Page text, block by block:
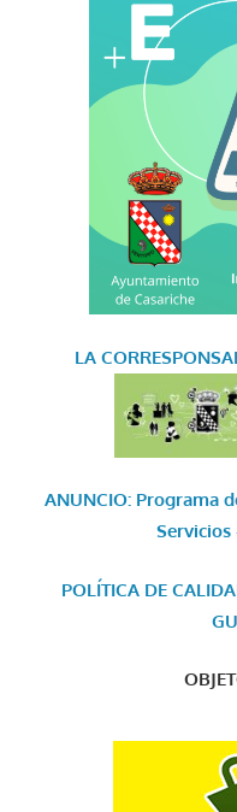
LA
ANUNCIO: Programa
Servicios
POLÍTICA DE